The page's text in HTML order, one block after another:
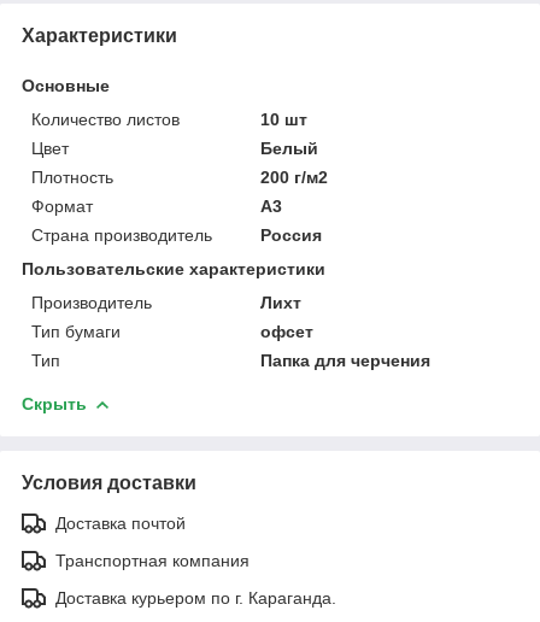
Характеристики
Основные
Количество листов
10 шт
Цвет
Белый
Плотность
200 г/м2
Формат
A3
Страна производитель
Россия
Пользовательские характеристики
Производитель
Лихт
Тип бумаги
офсет
Тип
Папка для черчения
Скрыть
Условия доставки
Доставка почтой
Транспортная компания
Доставка курьером по г. Караганда.